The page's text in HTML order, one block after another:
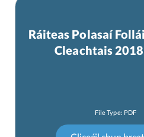
Ráiteas Polasaí
Cleachtais